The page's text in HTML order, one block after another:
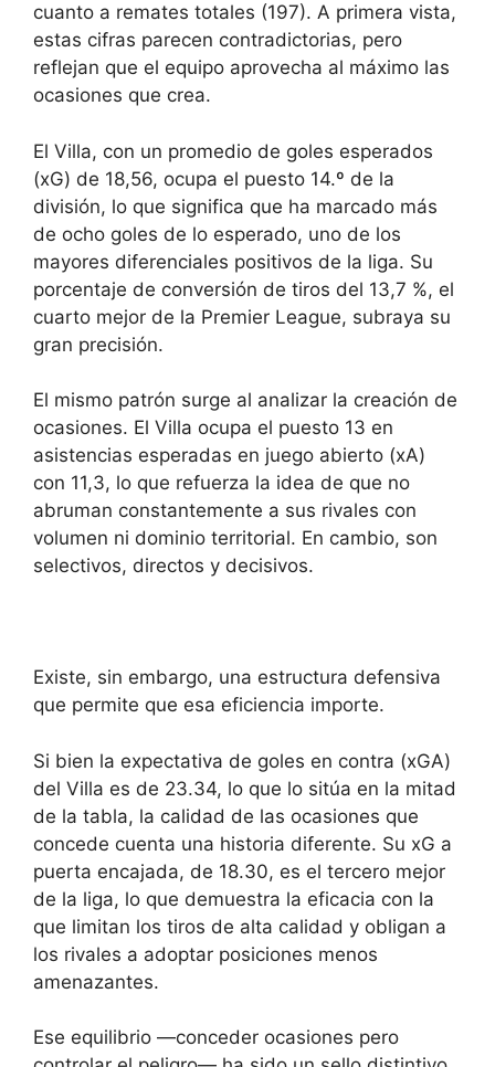
cuanto a remates totales (197). A primera vista,
estas cifras parecen contradictorias, pero
reflejan que el equipo aprovecha al máximo las
ocasiones que crea.
El Villa, con un promedio de goles esperados
(xG) de 18,56, ocupa el puesto 14.º de la
división, lo que significa que ha marcado más
de ocho goles de lo esperado, uno de los
mayores diferenciales positivos de la liga. Su
porcentaje de conversión de tiros del 13,7 %, el
cuarto mejor de la Premier League, subraya su
gran precisión.
El mismo patrón surge al analizar la creación de
ocasiones. El Villa ocupa el puesto 13 en
asistencias esperadas en juego abierto (xA)
con 11,3, lo que refuerza la idea de que no
abruman constantemente a sus rivales con
volumen ni dominio territorial. En cambio, son
selectivos, directos y decisivos.
Existe, sin embargo, una estructura defensiva
que permite que esa eficiencia importe.
Si bien la expectativa de goles en contra (xGA)
del Villa es de 23.34, lo que lo sitúa en la mitad
de la tabla, la calidad de las ocasiones que
concede cuenta una historia diferente. Su xG a
puerta encajada, de 18.30, es el tercero mejor
de la liga, lo que demuestra la eficacia con la
que limitan los tiros de alta calidad y obligan a
los rivales a adoptar posiciones menos
amenazantes.
Ese equilibrio —conceder ocasiones pero